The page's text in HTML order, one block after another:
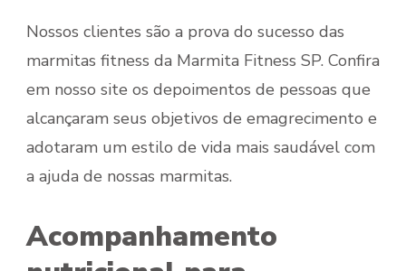
Nossos clientes são a prova do sucesso das
marmitas fitness da Marmita Fitness SP. Confira
em nosso site os depoimentos de pessoas que
alcançaram seus objetivos de emagrecimento e
adotaram um estilo de vida mais saudável com
a ajuda de nossas marmitas.
Acompanhamento